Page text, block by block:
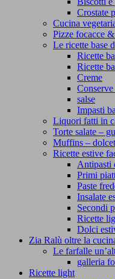
Crostate
Cucina
Pizze focacce
Le ricette base
Ricette
Ricette
Creme
salse
Impasti
Liquori fatti in
Torte salate –
Muffins –
Ricette estive
Antipasti
Primi
Paste
Insalate
Secondi
Ricette
Dolci
Zia Ralù oltre la
Le farfalle
galleria
Ricette light